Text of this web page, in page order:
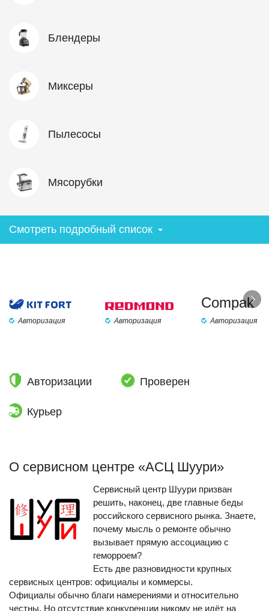
Блендеры
Миксеры
Пылесосы
Мясорубки
Смотреть подробный список
Авторизация Авторизация
Compak
Авторизация
Авторизации Проверен
Курьер
О сервисном центре «АСЦ Шуури»
Сервисный центр Шуури призван
решить, наконец, две главные беды
российского сервисного рынка. Знаете,
почему мысль о ремонте обычно
вызывает прямую ассоциацию с
геморроем?
Есть две разновидности крупных
сервисных центров: официалы и коммерсы.
Официалы обычно благи намерениями и относительно
честны. Но отсутствие конкуренции никому не идёт на